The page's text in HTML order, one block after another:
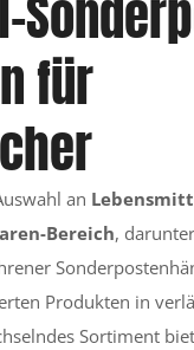
für
an
Bereich,
Produkten in
Sortiment